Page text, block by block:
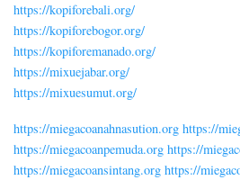
https://kopiforebali.org/
https://kopiforebogor.org/
https://kopiforemanado.org/
https://mixuejabar.org/
https://mixuesumut.org/
https://miegacoanahnasution.org https://
https://miegacoanpemuda.org https://
https://miegacoansintang.org https://